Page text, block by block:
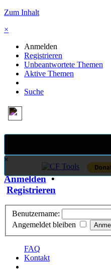
Zum Inhalt
×
Anmelden
Registrieren
Unbeantwortete Themen
Aktive Themen
Suche
×
Anmelden•
Registrieren
Benutzername:
Angemeldet bleiben
FAQ
Kontakt